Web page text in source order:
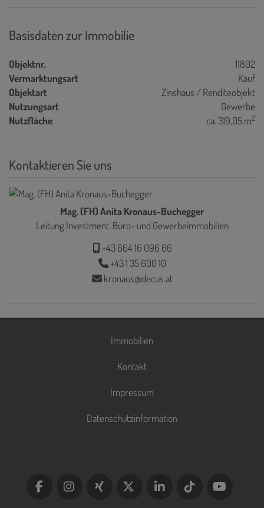
Basisdaten zur Immobilie
Objektnr.
11802
Vermarktungsart
Kauf
Objektart
Zinshaus / Renditeobjekt
Nutzungsart
Gewerbe
Nutzfläche
ca. 319,05 m2
Kontaktieren Sie uns
Mag. (FH) Anita Kronaus-Buchegger
Leitung Investment, Büro- und Gewerbeimmobilien
+43 664 16 096 66
+43 1 35 600 10
kronaus@decus.at
Immobilien
Kontakt
Impressum
Datenschutzinformation